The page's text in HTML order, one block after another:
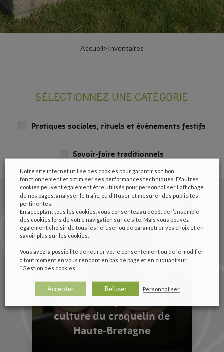
Accueil>Inventaires
SÉLECTIONNEZ UNE CATÉGORIE
Pratiques sociales, rituels et évènements festifs
Savoir-faire traditionnels
culture du craquelin de
Haute-Bretagne
Notre site internet utilise des cookies pour garantir son bon
fonctionnement et optimiser ses performances techniques. D'autres
cookies peuvent également être utilisés pour personnaliser l'affichage
de nos pages, analyser le trafic, ou diffuser et mesurer des publicités
pertinentes.
En acceptant tous les cookies, vous consentez au dépôt de l’ensemble
des cookies lors de votre navigation sur ce site. Mais vous pouvez
également choisir de tous les refuser ou de paramétrer vos choix et en
savoir plus sur les cookies.
Vous avez la possibilité de retirer votre consentement ou de le modifier
à tout moment en vous rendant en bas de page et en cliquant sur
“Gestion des cookies”.
Accepter Refuser Personnaliser